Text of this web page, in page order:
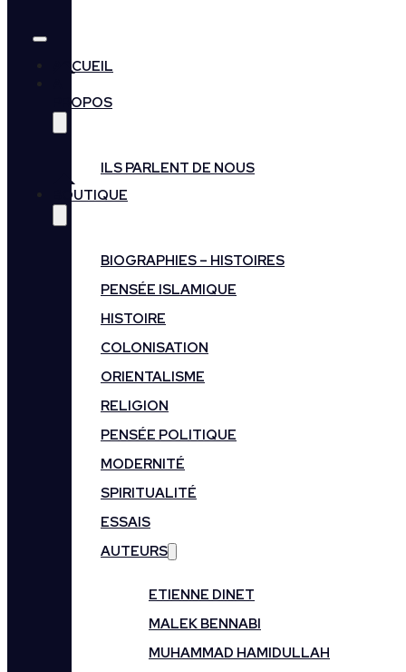
ACCUEIL
PROPOS
ILS PARLENT DE NOUS
BOUTIQUE
BIOGRAPHIES – HISTOIRES
PENSÉE ISLAMIQUE
HISTOIRE
COLONISATION
ORIENTALISME
RELIGION
PENSÉE POLITIQUE
MODERNITÉ
SPIRITUALITÉ
ESSAIS
AUTEURS
ETIENNE DINET
MALEK BENNABI
MUHAMMAD HAMIDULLAH